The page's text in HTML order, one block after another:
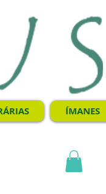
ÍMANES